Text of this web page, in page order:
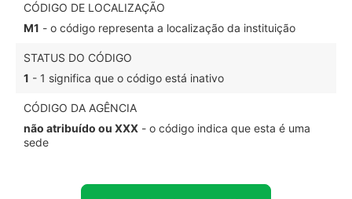
CÓDIGO DE LOCALIZAÇÃO
M1 - o código representa a localização da instituição
STATUS DO CÓDIGO
1 - 1 significa que o código está inativo
CÓDIGO DA AGÊNCIA
não atribuído ou XXX - o código indica que esta é uma
sede